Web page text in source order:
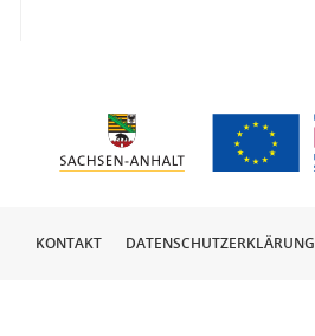
KONTAKT DATENSCHUTZERKLÄRUNG